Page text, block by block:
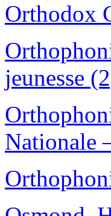
Orthodox
jeunesse
Nationale